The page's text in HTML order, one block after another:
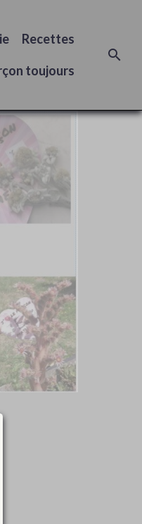
Recettes
toujours